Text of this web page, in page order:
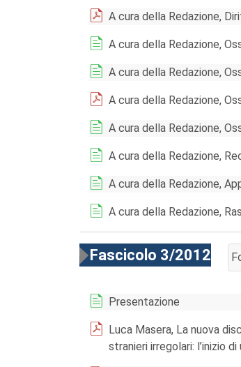
A cura della Redazione,
A cura della Redazione,
A cura della Redazione,
A cura della Redazione,
A cura della Redazione,
A cura della Redazione,
A cura della Redazione,
A cura della Redazione,
Fascicolo 3/2012
Presentazione
Luca Masera, La nuova
stranieri irregolari: l’inizio